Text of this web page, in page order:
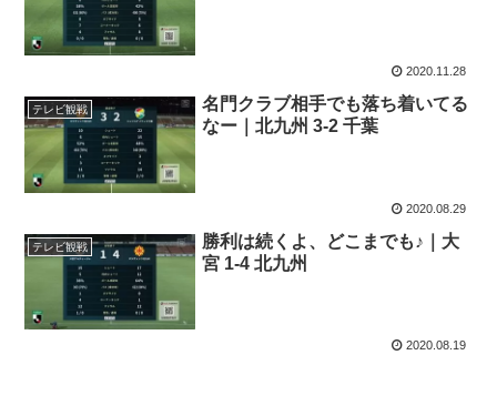
2020.11.28
テレビ観戦
名門クラブ相手でも落ち着いてる
なー｜北九州 3-2 千葉
2020.08.29
テレビ観戦
勝利は続くよ、どこまでも♪｜大
宮 1-4 北九州
2020.08.19